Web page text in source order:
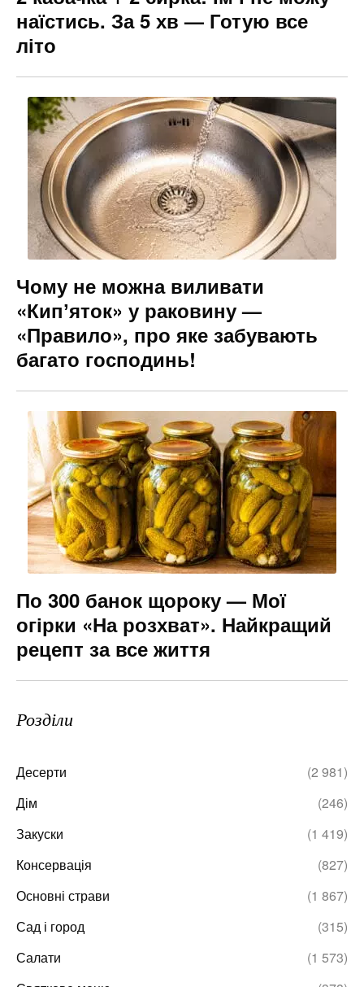
наїстись. За 5 хв — Готую все
літо
Чому не можна виливати
«Кипʼяток» у раковину —
«Правило», про яке забувають
багато господинь!
По 300 банок щороку — Мої
огірки «На розхват». Найкращий
рецепт за все життя
Розділи
Десерти
(2 981)
Дім
(246)
Закуски
(1 419)
Консервація
(827)
Основні страви
(1 867)
Сад і город
(315)
Салати
(1 573)